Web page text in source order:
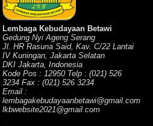
Lembaga Kebudayaan Betawi
Gedung Nyi Ageng Serang
Jl. HR Rasuna Said, Kav. C/22 Lantai
IV Kuningan, Jakarta Selatan
DKI Jakarta, Indonesia
Kode Pos : 12950 Telp : (021) 526
3234 Fax : (021) 526 3234
Email :
lembagakebudayaanbetawi@gmail.com
lkbwebsite2021@gmail.com